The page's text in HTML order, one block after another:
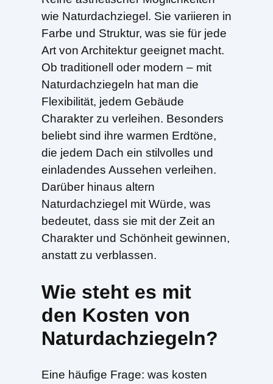
wie Naturdachziegel. Sie variieren in
Farbe und Struktur, was sie für jede
Art von Architektur geeignet macht.
Ob traditionell oder modern – mit
Naturdachziegeln hat man die
Flexibilität, jedem Gebäude
Charakter zu verleihen. Besonders
beliebt sind ihre warmen Erdtöne,
die jedem Dach ein stilvolles und
einladendes Aussehen verleihen.
Darüber hinaus altern
Naturdachziegel mit Würde, was
bedeutet, dass sie mit der Zeit an
Charakter und Schönheit gewinnen,
anstatt zu verblassen.
Wie steht es mit
den Kosten von
Naturdachziegeln?
Eine häufige Frage: was kosten